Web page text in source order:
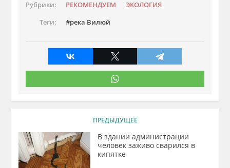
Рубрики: РЕКОМЕНДУЕМ
ЭКОЛОГИЯ
Теги:
река Вилюй
ПРЕДЫДУЩЕЕ
В здании администрации
человек заживо сварился в
кипятке